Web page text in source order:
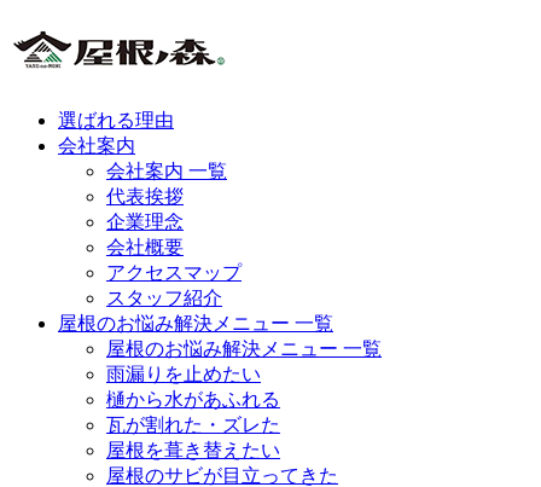
選ばれる理由
会社案内
会社案内 一覧
代表挨拶
企業理念
会社概要
アクセスマップ
スタッフ紹介
屋根のお悩み解決メニュー 一覧
屋根のお悩み解決メニュー 一覧
雨漏りを止めたい
樋から水があふれる
瓦が割れた・ズレた
屋根を葺き替えたい
屋根のサビが目立ってきた